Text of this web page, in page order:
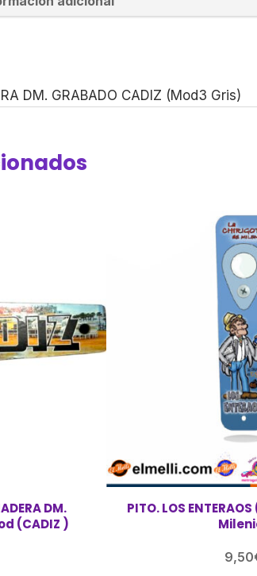
DM. GRABADO CADIZ (Mod3 Gris)
ESTAMPADO CADIZ Mod (CADIZ )
PITO. LOS
9,50